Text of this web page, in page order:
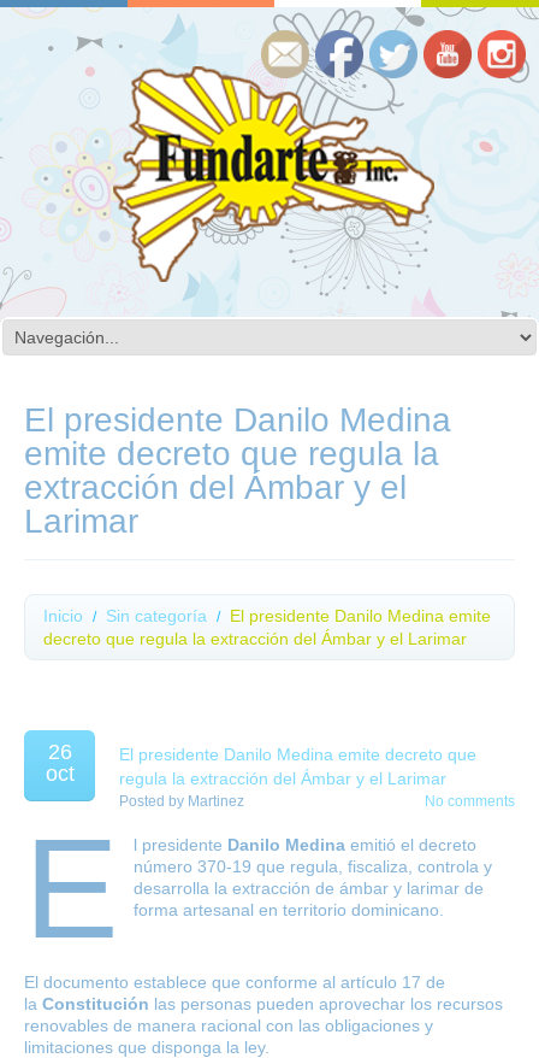
El presidente Danilo Medina
emite decreto que regula la
extracción del Ámbar y el
Larimar
Inicio Sin categoría
El presidente Danilo Medina emite
decreto que regula la extracción del Ámbar y el Larimar
26
oct
El presidente Danilo Medina emite decreto que
regula la extracción del Ámbar y el Larimar
Posted by Martinez No comments
E l presidente Danilo Medina emitió el decreto
número 370-19 que regula, fiscaliza, controla y
desarrolla la extracción de ámbar y larimar de
forma artesanal en territorio dominicano.
El documento establece que conforme al artículo 17 de
la Constitución las personas pueden aprovechar los recursos
renovables de manera racional con las obligaciones y
limitaciones que disponga la ley.